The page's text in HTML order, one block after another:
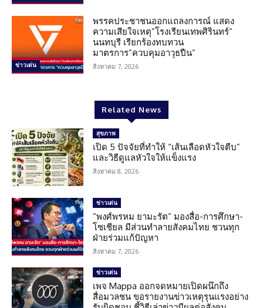
ข่าวเด่น
พรรคประชาชนออกแถลงการณ์ แสดง
ความเสียใจเหตุ”โรงเรียนเทพศิรินทร์”
นนทบุรี เรียกร้องทบทวน
มาตรการ”ควบคุมอาวุธปืน”
สิงหาคม 7, 2026
Related News
สุขภาพ
เปิด 5 ปัจจัยที่ทำให้ “เส้นเลือดหัวใจตีบ”
และวิธีดูแลหัวใจให้แข็งแรง
สิงหาคม 8, 2026
ข่าวเด่น
“พงศ์พรหม ยามะรัต” มองสื่อ-การศึกษา-
โซเชียล มีส่วนทำลายสังคมไทย ชวนทุก
ฝ่ายร่วมแก้ปัญหา
สิงหาคม 7, 2026
ข่าวเด่น
เพจ Mappa ออกจดหมายเปิดผนึกถึง
สื่อมวลชน ขอรายงานข่าวเหตุรุนแรงอย่าง